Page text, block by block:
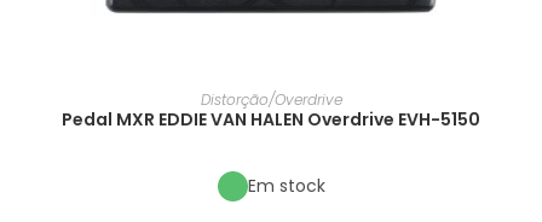
Distorção/Overdrive
Pedal MXR EDDIE VAN HALEN Overdrive EVH-5150
Em stock